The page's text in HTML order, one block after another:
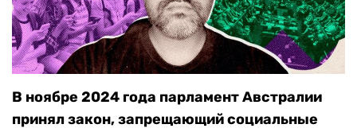
В ноябре 2024 года парламент Австралии
принял закон, запрещающий социальные